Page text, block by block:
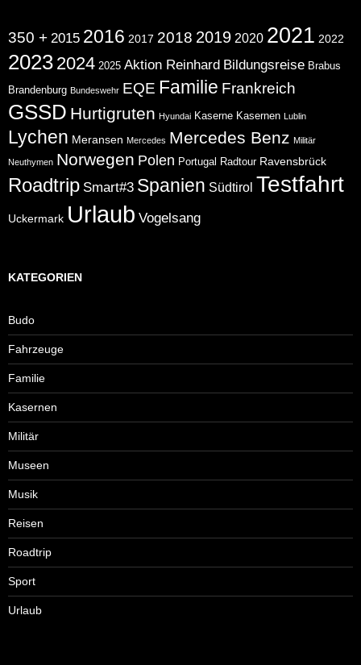
350 + 2015 2016 2017 2018 2019 2020 2021 2022
2023 2024 2025 Aktion Reinhard Bildungsreise Brabus
Brandenburg Bundeswehr EQE Familie Frankreich
GSSD Hurtigruten Hyundai Kaserne Kasernen Lublin
Lychen Meransen Mercedes Mercedes Benz Militär
Neuthymen Norwegen Polen Portugal Radtour Ravensbrück
Roadtrip Smart#3 Spanien Südtirol Testfahrt
Uckermark Urlaub Vogelsang
KATEGORIEN
Budo
Fahrzeuge
Familie
Kasernen
Militär
Museen
Musik
Reisen
Roadtrip
Sport
Urlaub